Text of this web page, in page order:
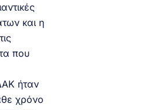
και η
που
ήταν
χρόνο